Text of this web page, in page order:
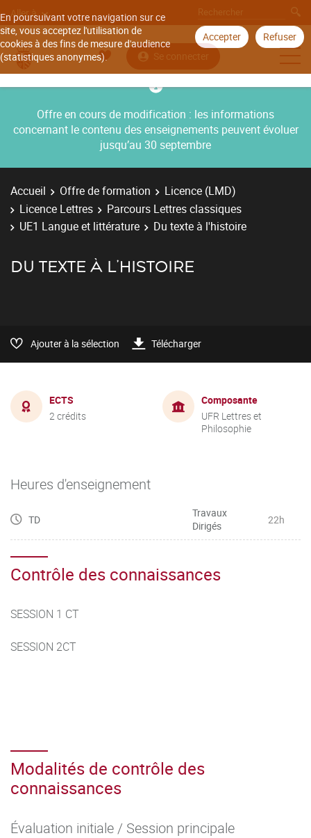
En poursuivant votre navigation sur ce
site, vous acceptez l'utilisation de
cookies à des fins de mesure d'audience
(statistiques anonymes).
Accepter Refuser
Aller à
Se connecter
Offre en cours de modification : les informations
concernant le contenu des enseignements peuvent évoluer
jusqu’au 30 septembre
Accueil Offre de formation
Licence (LMD)
Licence Lettres
Parcours Lettres classiques
UE1 Langue et littérature
Du texte à l'histoire
DU TEXTE À L'HISTOIRE
Ajouter à la sélection Télécharger
ECTS
2 crédits
Composante
UFR Lettres et
Philosophie
Heures d'enseignement
TD
Travaux
Dirigés
22h
Contrôle des connaissances
SESSION 1 CT
SESSION 2CT
Modalités de contrôle des
connaissances
Évaluation initiale / Session principale